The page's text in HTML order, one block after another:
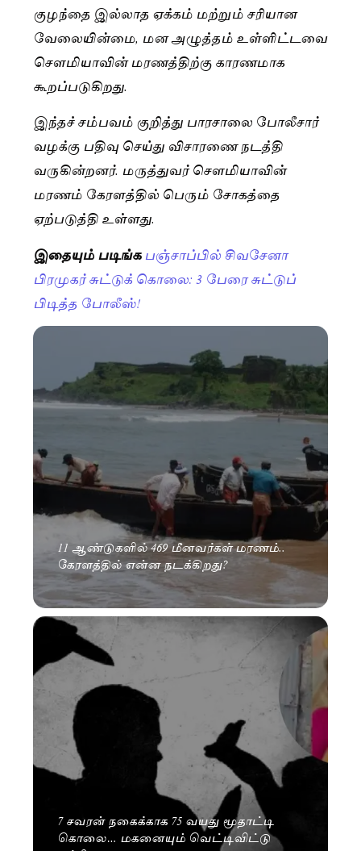
குழந்தை இல்லாத ஏக்கம் மற்றும் சரியான
வேலையின்மை, மன அழுத்தம் உள்ளிட்டவை
சௌமியாவின் மரணத்திற்கு காரணமாக
கூறப்படுகிறது.
இந்தச் சம்பவம் குறித்து பாரசாலை போலீசார்
வழக்கு பதிவு செய்து விசாரணை நடத்தி
வருகின்றனர். மருத்துவர் சௌமியாவின்
மரணம் கேரளத்தில் பெரும் சோகத்தை
ஏற்படுத்தி உள்ளது.
இதையும் படிங்க பஞ்சாப்பில் சிவசேனா
பிரமுகர் சுட்டுக் கொலை: 3 பேரை சுட்டுப்
பிடித்த போலீஸ்!
11 ஆண்டுகளில் 469 மீனவர்கள் மரணம்..
கேரளத்தில் என்ன நடக்கிறது?
7 சவரன் நகைக்காக 75 வயது மூதாட்டி
கொலை… மகனையும் வெட்டிவிட்டு